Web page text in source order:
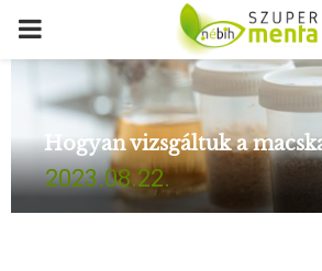
P
I
M
Hogyan vizsgáltuk a
2023.08.22.